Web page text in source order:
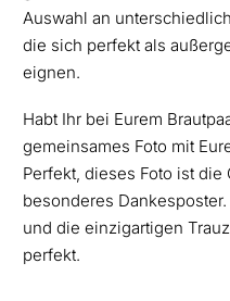
Auswahl an
die sich perfekt als
eignen.
Habt Ihr bei Eurem
gemeinsames Foto mit
Perfekt, dieses Foto ist die
besonderes
und die einzigartigen
perfekt.